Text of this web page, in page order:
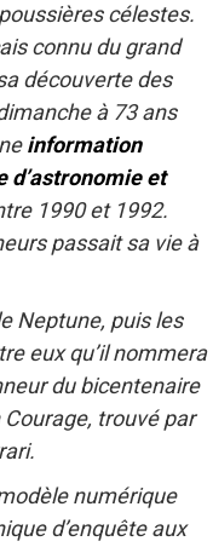
célestes.
connu du grand
découverte des
à 73 ans
information
d’astronomie et
1990 et 1992.
passait sa vie à
Neptune, puis les
eux qu’il nommera
du bicentenaire
trouvé par
numérique
d’enquête aux